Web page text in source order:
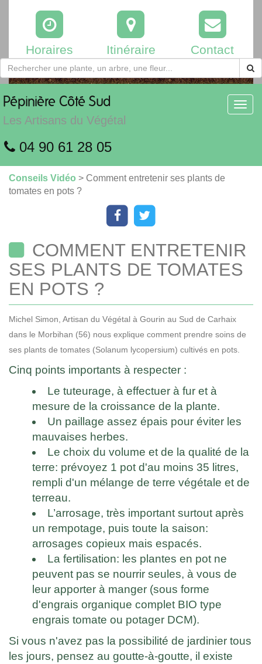
Horaires Itinéraire Contact
Pépinière Côté Sud
Les Artisans du Végétal
04 90 61 28 05
Conseils Vidéo > Comment entretenir ses plants de
tomates en pots ?
COMMENT ENTRETENIR
SES PLANTS DE TOMATES
EN POTS ?
Michel Simon, Artisan du Végétal à Gourin au Sud de Carhaix
dans le Morbihan (56) nous explique comment prendre soins de
ses plants de tomates (Solanum lycopersium) cultivés en pots.
Cinq points importants à respecter :
Le tuteurage, à effectuer à fur et à
mesure de la croissance de la plante.
Un paillage assez épais pour éviter les
mauvaises herbes.
Le choix du volume et de la qualité de la
terre: prévoyez 1 pot d'au moins 35 litres,
rempli d'un mélange de terre végétale et de
terreau.
L’arrosage, très important surtout après
un rempotage, puis toute la saison:
arrosages copieux mais espacés.
La fertilisation: les plantes en pot ne
peuvent pas se nourrir seules, à vous de
leur apporter à manger (sous forme
d'engrais organique complet BIO type
engrais tomate ou potager DCM).
Si vous n'avez pas la possibilité de jardinier tous
les jours, pensez au goutte-à-goutte, il existe